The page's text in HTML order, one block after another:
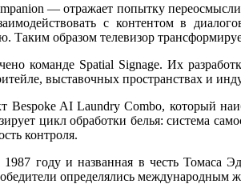
— отражает попытку
с контентом в
Таким образом телевизор
команде Spatial Signage. Их
выставочных пространствах и
AI Laundry Combo, который
цикл обработки белья: система
контроля.
году и названная в честь Томаса
определялись международным